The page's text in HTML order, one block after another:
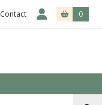
Contact 0